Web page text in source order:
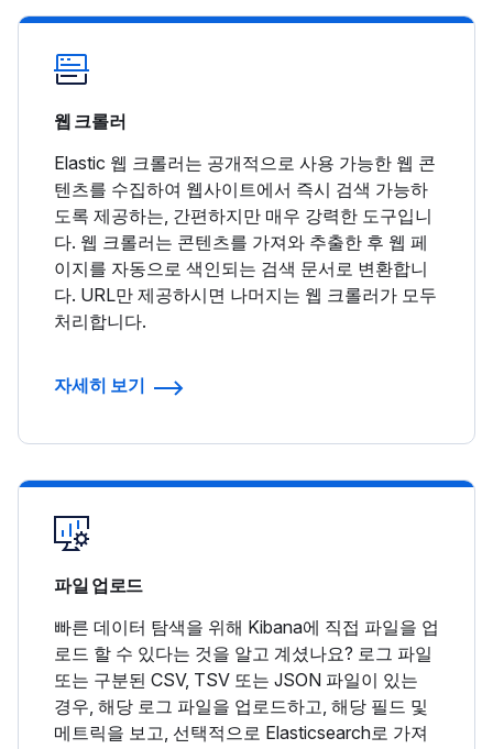
웹 크롤러
Elastic 웹 크롤러는 공개적으로 사용 가능한 웹 콘
텐츠를 수집하여 웹사이트에서 즉시 검색 가능하
도록 제공하는, 간편하지만 매우 강력한 도구입니
다. 웹 크롤러는 콘텐츠를 가져와 추출한 후 웹 페
이지를 자동으로 색인되는 검색 문서로 변환합니
다. URL만 제공하시면 나머지는 웹 크롤러가 모두
처리합니다.
자세히 보기
파일 업로드
빠른 데이터 탐색을 위해 Kibana에 직접 파일을 업
로드 할 수 있다는 것을 알고 계셨나요? 로그 파일
또는 구분된 CSV, TSV 또는 JSON 파일이 있는
경우, 해당 로그 파일을 업로드하고, 해당 필드 및
메트릭을 보고, 선택적으로 Elasticsearch로 가져